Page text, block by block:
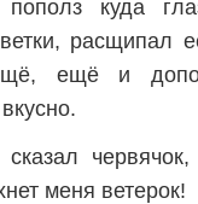
куда
расщипал
ещё и
меня ветерок!